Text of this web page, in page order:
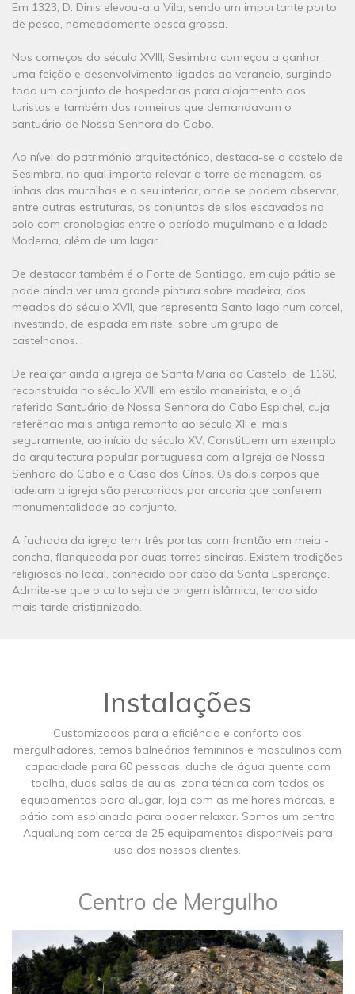
Em 1323, D. Dinis elevou-a a Vila, sendo um importante porto
de pesca, nomeadamente pesca grossa.
Nos começos do século XVIII, Sesimbra começou a ganhar
uma feição e desenvolvimento ligados ao veraneio, surgindo
todo um conjunto de hospedarias para alojamento dos
turistas e também dos romeiros que demandavam o
santuário de Nossa Senhora do Cabo.
Ao nível do património arquitectónico, destaca-se o castelo de
Sesimbra, no qual importa relevar a torre de menagem, as
linhas das muralhas e o seu interior, onde se podem observar,
entre outras estruturas, os conjuntos de silos escavados no
solo com cronologias entre o período muçulmano e a Idade
Moderna, além de um lagar.
De destacar também é o Forte de Santiago, em cujo pátio se
pode ainda ver uma grande pintura sobre madeira, dos
meados do século XVII, que representa Santo Iago num corcel,
investindo, de espada em riste, sobre um grupo de
castelhanos.
De realçar ainda a igreja de Santa Maria do Castelo, de 1160,
reconstruída no século XVIII em estilo maneirista, e o já
referido Santuário de Nossa Senhora do Cabo Espichel, cuja
referência mais antiga remonta ao século XII e, mais
seguramente, ao início do século XV. Constituem um exemplo
da arquitectura popular portuguesa com a Igreja de Nossa
Senhora do Cabo e a Casa dos Círios. Os dois corpos que
ladeiam a igreja são percorridos por arcaria que conferem
monumentalidade ao conjunto.
A fachada da igreja tem três portas com frontão em meia -
concha, flanqueada por duas torres sineiras. Existem tradições
religiosas no local, conhecido por cabo da Santa Esperança.
Admite-se que o culto seja de origem islâmica, tendo sido
mais tarde cristianizado.
Instalações
Customizados para a eficiência e conforto dos
mergulhadores, temos balneários femininos e masculinos com
capacidade para 60 pessoas, duche de água quente com
toalha, duas salas de aulas, zona técnica com todos os
equipamentos para alugar, loja com as melhores marcas, e
pátio com esplanada para poder relaxar. Somos um centro
Aqualung com cerca de 25 equipamentos disponíveis para
uso dos nossos clientes.
​Centro de Mergulho